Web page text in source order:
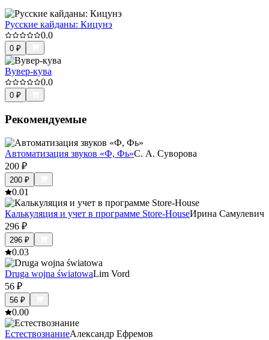
Русские кайданы: Кицунэ
0.0
0 ₽
Вувер-кува
0.0
0 ₽
Рекомендуемые
Автоматизация звуков «Ф, Фь»С. А. Суворова
200 ₽
200 ₽
0.01
Калькуляция и учет в программе Store-HouseИрина Самулевич
296 ₽
296 ₽
0.03
Druga wojna światowaLim Vord
56 ₽
56 ₽
0.00
ЕстествознаниеАлександр Ефремов